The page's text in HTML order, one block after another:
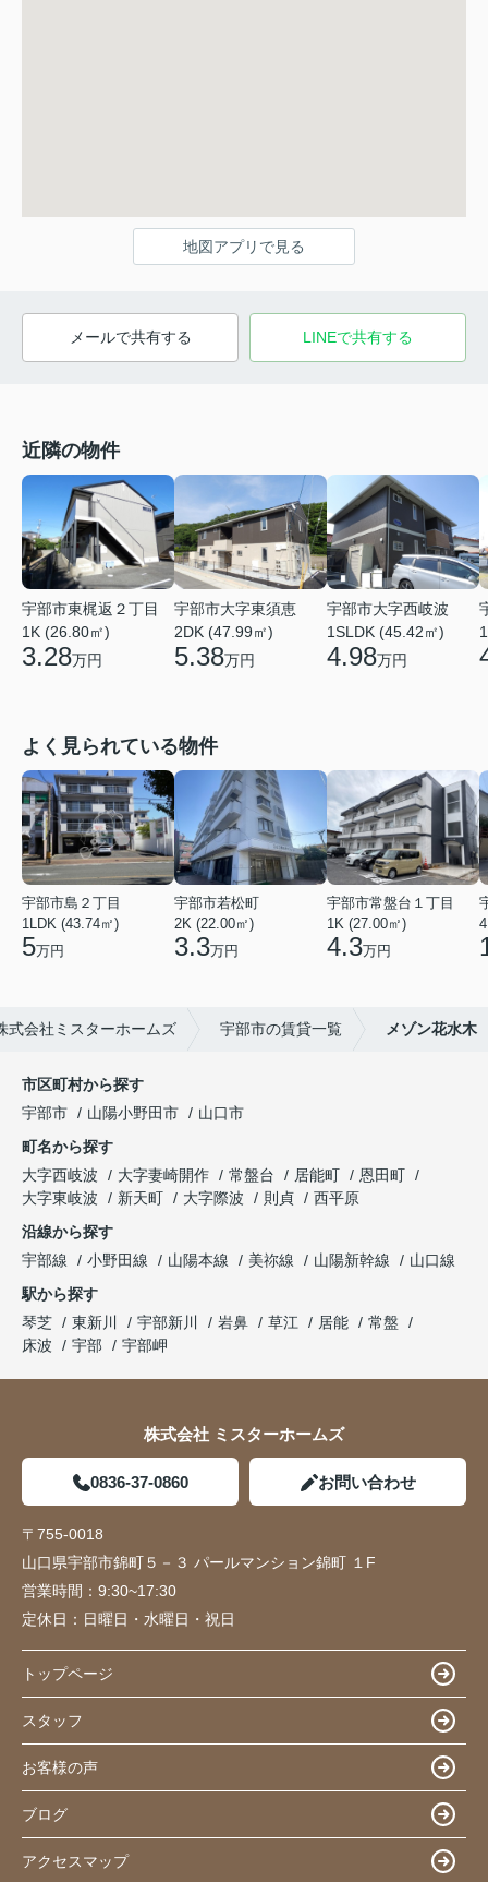
地図アプリで見る
メールで共有する LINEで共有する
近隣の物件
宇部市東梶返２丁目
1K (26.80㎡)
3.28万円
宇部市大字東須恵
2DK (47.99㎡)
5.38万円
宇部市大字西岐波
1SLDK (45.42㎡)
4.98万円
よく見られている物件
宇部市島２丁目
1LDK (43.74㎡)
5万円
宇部市若松町
2K (22.00㎡)
3.3万円
宇部市常盤台１丁目
1K (27.00㎡)
4.3万円
式会社ミスターホームズ 宇部市の賃貸一覧 メゾン花水木
市区町村から探す
宇部市
山陽小野田市
山口市
町名から探す
大字西岐波
大字妻崎開作 常盤台 居能町
恩田町
大字東岐波
新天町 大字際波 則貞
西平原
沿線から探す
宇部線
小野田線 山陽本線 美祢線 山陽新幹線
山口線
駅から探す
琴芝
東新川 宇部新川 岩鼻 草江 居能
常盤
床波
宇部 宇部岬
株式会社 ミスターホームズ
0836-37-0860 お問い合わせ
〒755-0018
山口県宇部市錦町５－３ パールマンション錦町 １F
営業時間： 9:30~17:30
定休日： 日曜日・水曜日・祝日
トップページ
スタッフ
お客様の声
ブログ
アクセスマップ